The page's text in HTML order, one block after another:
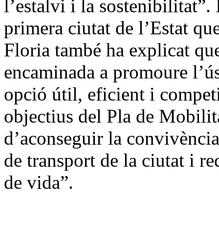
l’estalvi i la sostenibilitat”.
primera ciutat de l’Estat
Floria també ha explicat
encaminada a promoure
opció útil, eficient i
objectius del Pla de
d’aconseguir la
de transport de la ciutat i
de vida”.